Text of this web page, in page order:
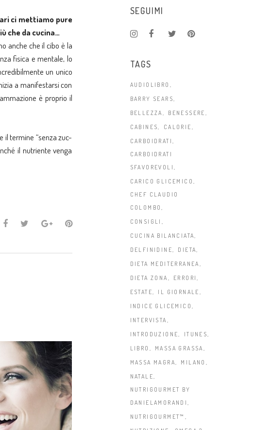
ci mettiamo pure
che da cucina…
anche che il cibo è la
fisica e mentale, lo
un unico
a manifestarsi con
è proprio il
il termine “senza zuc-
il nutriente venga
SEGUIMI
TAGS
AUDIOLIBRO
BARRY SEARS
BELLEZZA
BENESSERE
CABINES
CALORIE
CARBOIDRATI
CARBOIDRATI
SFAVOREVOLI
CARICO GLICEMICO
CHEF CLAUDIO
COLOMBO
CONSIGLI
CUCINA BILANCIATA
DELFINIDINE
DIETA
DIETA MEDITERRANEA
DIETA ZONA
ERRORI
ESTATE
IL GIORNALE
INDICE GLICEMICO
INTERVISTA
INTRODUZIONE
ITUNES
LIBRO
MASSA GRASSA
MASSA MAGRA
MILANO
NATALE
NUTRIGOURMET BY
DANIELAMORANDI
NUTRIGOURMET™